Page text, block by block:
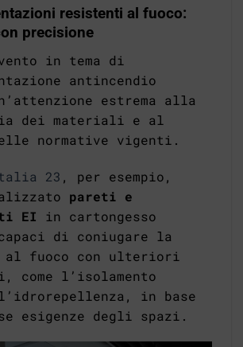
resistenti al fuoco:
precisione
in tema di
antincendio
estrema alla
dei materiali e al
normative vigenti.
23 , per esempio,
pareti e
EI in cartongesso
di coniugare la
al fuoco con ulteriori
come l’isolamento
in base
esigenze degli spazi.